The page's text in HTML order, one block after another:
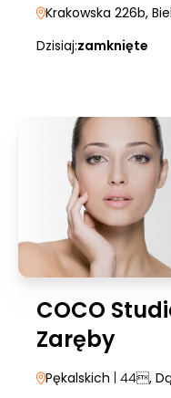
Krakowska 226b,
Dzisiaj:zamknięte
COCO
Zaręby
Pękalskich | 44,